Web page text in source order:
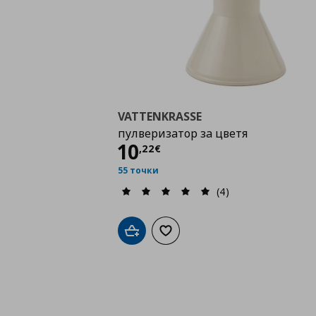
VATTENKRASSE
пулверизатор за цветя
10,22€
Цена
55 точки
(4)
Добави в кошницата
Добави към списъка с любими